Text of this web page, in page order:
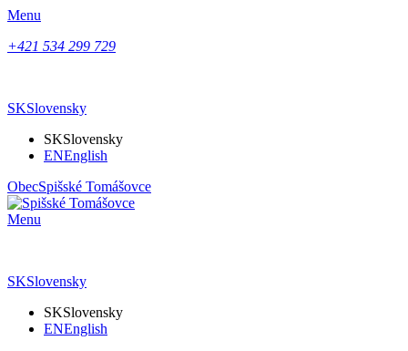
Menu
+421 534 299 729
SKSlovensky
SKSlovensky
ENEnglish
ObecSpišské Tomášovce
Menu
SKSlovensky
SKSlovensky
ENEnglish